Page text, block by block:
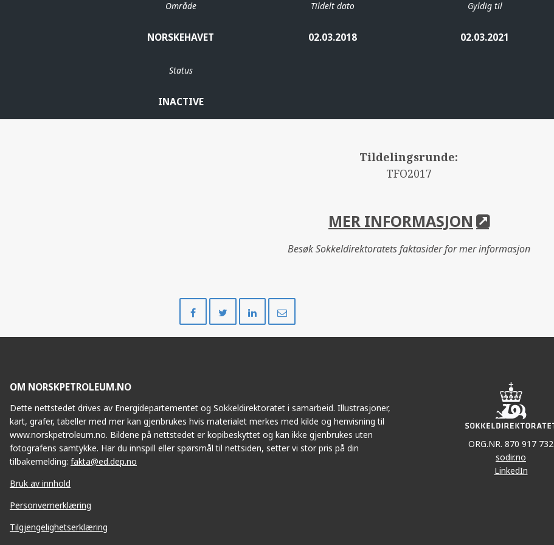
Område
NORSKEHAVET
Tildelt dato
02.03.2018
Gyldig til
02.03.2021
Status
INACTIVE
Tildelingsrunde:
TFO2017
MER INFORMASJON
Besøk Sokkeldirektoratets faktasider for mer informasjon
på
på
på
OM NORSKPETROLEUM.NO
Dette nettstedet drives av Energidepartementet og Sokkeldirektoratet i samarbeid. Illustrasjoner,
kart, grafer, tabeller med mer kan gjenbrukes hvis materialet merkes med kilde og henvisning til
www.norskpetroleum.no. Bildene på nettstedet er kopibeskyttet og kan ikke gjenbrukes uten
fotografens samtykke. Har du innspill eller spørsmål til nettsiden, setter vi stor pris på din
tilbakemelding: fakta@ed.dep.no
Bruk av innhold
Personvernerklæring
Tilgjengelighetserklæring
ORG.NR. 870 917 732
sodir.no
LinkedIn